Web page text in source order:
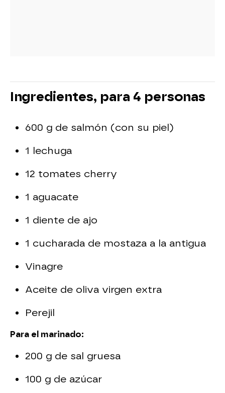
Ingredientes, para 4 personas
600 g de salmón (con su piel)
1 lechuga
12 tomates cherry
1 aguacate
1 diente de ajo
1 cucharada de mostaza a la antigua
Vinagre
Aceite de oliva virgen extra
Perejil
Para el marinado:
200 g de sal gruesa
100 g de azúcar